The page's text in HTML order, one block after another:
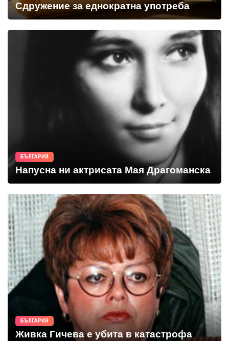
Сдружение за еднократна употреба
БЪЛГАРИЯ
Напусна ни актрисата Мая Драгоманска
БЪЛГАРИЯ
Живка Гичева е убита в катастрофа